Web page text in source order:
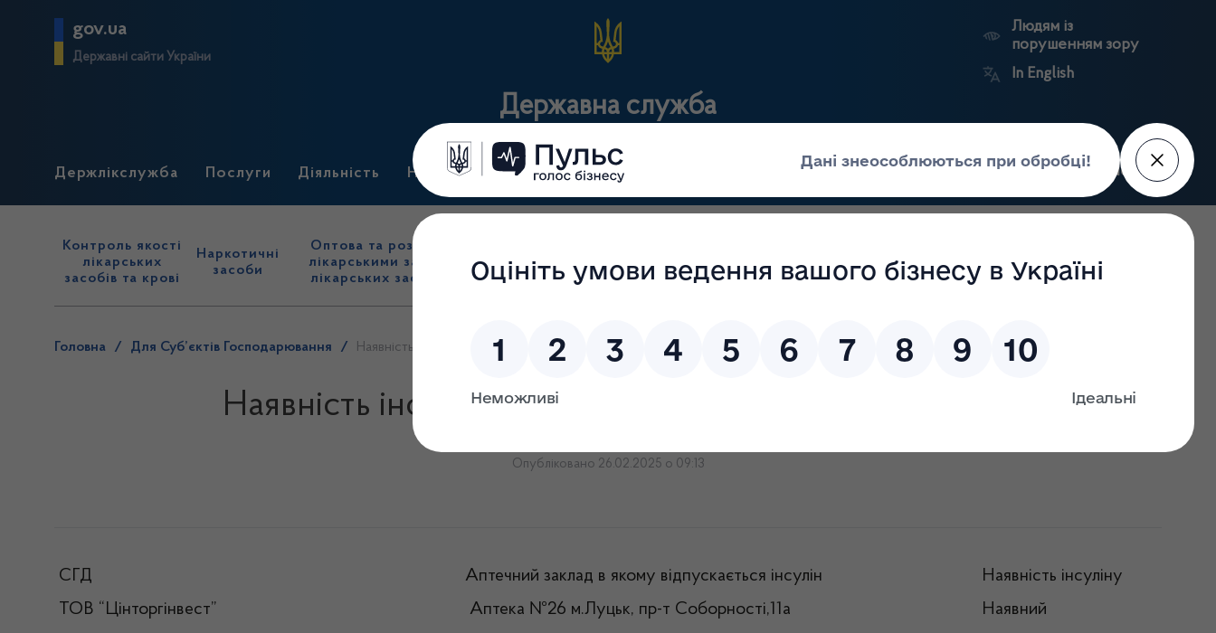
gov.ua
Державні сайти України
Державна служба
Людям із
порушенням зору
In English
Держлікслужба Послуги Діяльність Нормативні документи Для громадськості Прес-центр Пошук
Контроль якості
лікарських
засобів та крові
Наркотичні
засоби
Оптова та роздрібна торгівля
лікарськими засобами, імпорт
лікарських засобів (крім АФІ)
нагляд
(контроль)
засобів, крові та
сертифікація
нагляд
реєстри
портал
Держлікслужби
Головна / Для Суб’єктів Господарювання / Наявність інсулінів в аптеках Волині на 26.02.2025
Наявність інсулінів в аптеках Волині на 26.02.2025
Опубліковано 26.02.2025 о 09:13
СГД Аптечний заклад в якому відпускається інсулін
Наявність інсуліну
ТОВ “Цінторгінвест”
Аптека №26 м.Луцьк, пр-т Соборності,11а
Наявний